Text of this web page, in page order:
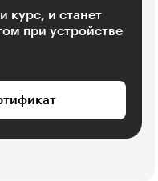
курс, и станет
при устройстве